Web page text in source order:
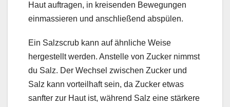
Haut auftragen, in kreisenden Bewegungen
einmassieren und anschließend abspülen.
Ein Salzscrub kann auf ähnliche Weise
hergestellt werden. Anstelle von Zucker nimmst
du Salz. Der Wechsel zwischen Zucker und
Salz kann vorteilhaft sein, da Zucker etwas
sanfter zur Haut ist, während Salz eine stärkere